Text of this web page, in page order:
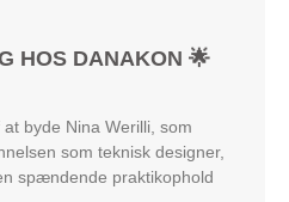
HOS DANAKON 🌟
byde Nina Werilli, som
som teknisk designer,
spændende praktikophold